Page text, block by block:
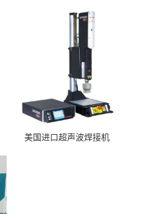
美国进口超声波焊接机